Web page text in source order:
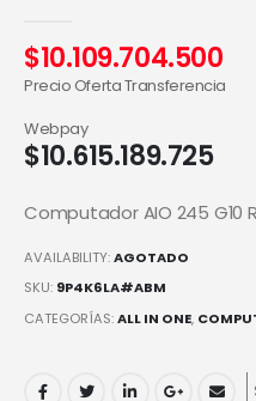
$10.109.704.500
Precio Oferta Transferencia
$10.615.189.725
Webpay
Computador AIO 245 G10
AVAILABILITY:AGOTADO
SKU: 9P4K6LA#ABM
CATEGORÍAS:ALL IN ONE,